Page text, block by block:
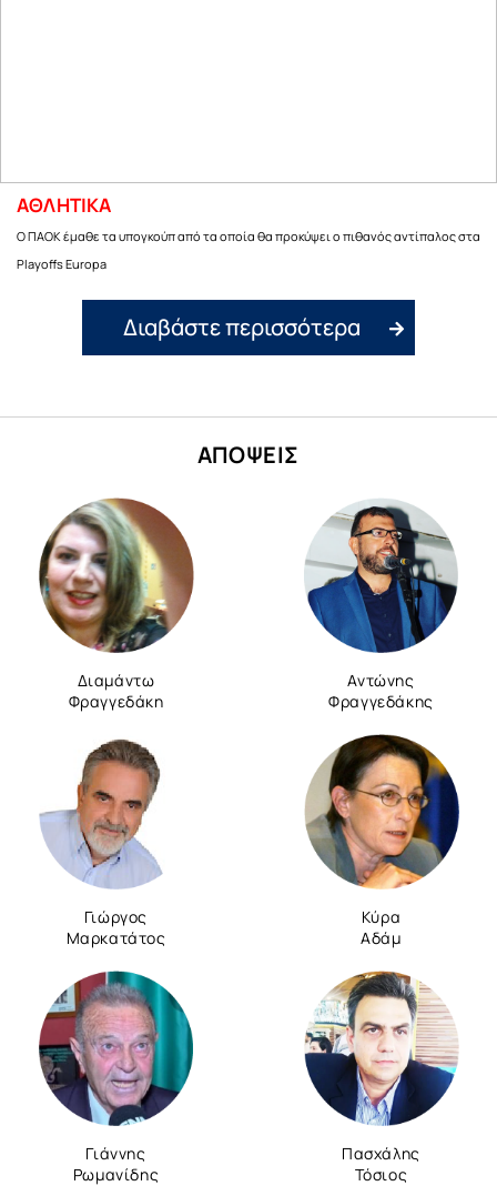
ΑΘΛΗΤΙΚΑ
Ο ΠΑΟΚ έμαθε τα υπογκούπ από τα οποία θα προκύψει ο πιθανός αντίπαλος στα
Playoffs Europa
Διαβάστε περισσότερα
ΑΠΟΨΕΙΣ
Διαμάντω
Φραγγεδάκη
Αντώνης
Φραγγεδάκης
Γιώργος
Μαρκατάτος
Κύρα
Αδάμ
Γιάννης
Ρωμανίδης
Πασχάλης
Τόσιος